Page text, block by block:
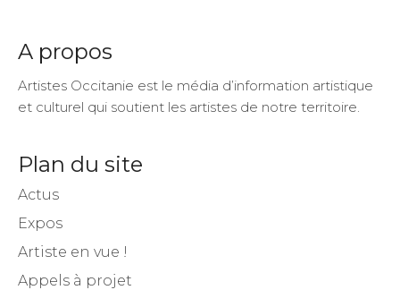
A propos
Artistes Occitanie est le média d’information artistique
et culturel qui soutient les artistes de notre territoire.
Plan du site
Actus
Expos
Artiste en vue !
Appels à projet